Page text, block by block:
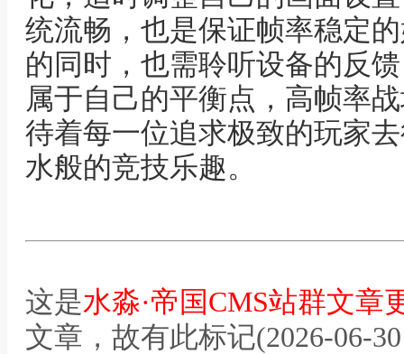
统流畅，也是保证帧率稳定
的同时，也需聆听设备的反
属于自己的平衡点，高帧率
待着每一位追求极致的玩家
水般的竞技乐趣。
这是水淼·帝国CMS站群文章
文章，故有此标记(2026-06-